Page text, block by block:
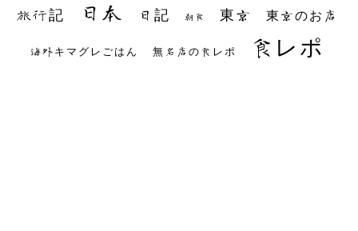
旅行記 日本 日記 朝食 東京 東京のお店
海外キマグレごはん 無名店の食レポ 食レポ